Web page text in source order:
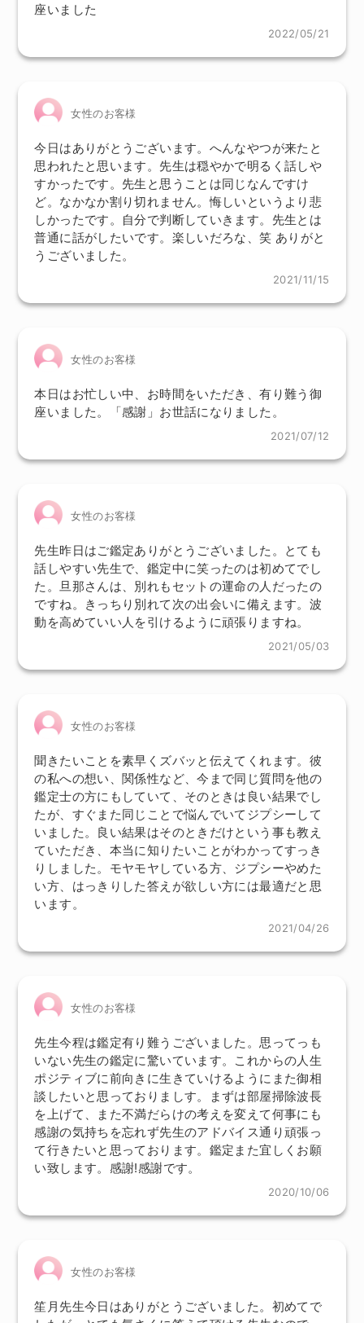
座いました
2022/05/21
女性のお客様
今日はありがとうございます。へんなやつが来たと
思われたと思います。先生は穏やかで明るく話しや
すかったです。先生と思うことは同じなんですけ
ど。なかなか割り切れません。悔しいというより悲
しかったです。自分で判断していきます。先生とは
普通に話がしたいです。楽しいだろな、笑 ありがと
うございました。
2021/11/15
女性のお客様
本日はお忙しい中、お時間をいただき、有り難う御
座いました。「感謝」お世話になりました。
2021/07/12
女性のお客様
先生昨日はご鑑定ありがとうございました。とても
話しやすい先生で、鑑定中に笑ったのは初めてでし
た。旦那さんは、別れもセットの運命の人だったの
ですね。きっちり別れて次の出会いに備えます。波
動を高めていい人を引けるように頑張りますね。
2021/05/03
女性のお客様
聞きたいことを素早くズバッと伝えてくれます。彼
の私への想い、関係性など、今まで同じ質問を他の
鑑定士の方にもしていて、そのときは良い結果でし
たが、すぐまた同じことで悩んでいてジプシーして
いました。良い結果はそのときだけという事も教え
ていただき、本当に知りたいことがわかってすっき
りしました。モヤモヤしている方、ジプシーやめた
い方、はっきりした答えが欲しい方には最適だと思
います。
2021/04/26
女性のお客様
先生今程は鑑定有り難うございました。思ってっも
いない先生の鑑定に驚いています。これからの人生
ポジティブに前向きに生きていけるようにまた御相
談したいと思っておりましす。まずは部屋掃除波長
を上げて、また不満だらけの考えを変えて何事にも
感謝の気持ちを忘れず先生のアドバイス通り頑張っ
て行きたいと思っております。鑑定また宜しくお願
い致します。感謝!感謝です。
2020/10/06
女性のお客様
笙月先生今日はありがとうございました。初めてで